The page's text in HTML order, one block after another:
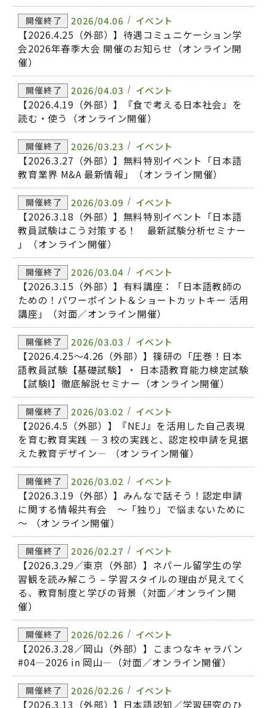
開催終了 2026/04.06 イベント
【2026.4.25（外部）】待遇コミュニケーション学
会2026年春季大会 開催のお知らせ（オンライン開
催）
開催終了 2026/04.03 イベント
【2026.4.19（外部）】『食で考える日本社会』を
読む・使う（オンライン開催）
開催終了 2026/03.23 イベント
【2026.3.27（外部）】無料特別イベント「日本語
教育業界 M&A 最新情報」（オンライン開催）
開催終了 2026/03.09 イベント
【2026.3.18（外部）】無料特別イベント「日本語
教員試験はこう対策する！ 最新試験分析セミナー
」（オンライン開催）
開催終了 2026/03.04 イベント
【2026.3.15（外部）】有料講座：「日本語教師の
ための！パワーポイント＆ショートカットキー 活用
講座」（対面／オンライン開催）
開催終了 2026/03.03 イベント
【2026.4.25～4.26（外部）】篠研の「圧巻！日本
語教員試験【基礎試験】・ 日本語教育能力検定試験
【試験Ⅰ】徹底解説セミナー（オンライン開催）
開催終了 2026/03.02 イベント
【2026.4.5（外部）】『NEJ』を活用した自己表現
を育む教育実践 ―３校の実践と、認定校申請を見据
えた教育デザイン― （オンライン開催）
開催終了 2026/03.02 イベント
【2026.3.19（外部）】みんなで話そう！認定申請
に関する情報共有会 ～「独り」で悩まないために
～ （オンライン開催）
開催終了 2026/02.27 イベント
【2026.3.29／東京（外部）】ネパール留学生の学
習観を読み解こう – 学習スタイルの理由が見えてく
る、教育制度と学びの背景（対面／オンライン開
催）
開催終了 2026/02.26 イベント
【2026.3.28／岡山（外部）】こまつなキャラバン
#04―2026 in 岡山―（対面／オンライン開催）
開催終了 2026/02.26 イベント
【2026.3.13（外部）】日本語認知／学習研究のひ